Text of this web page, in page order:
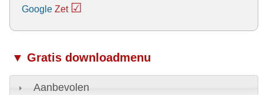
Google Zet ☑
▼ Gratis downloadmenu
Aanbevolen